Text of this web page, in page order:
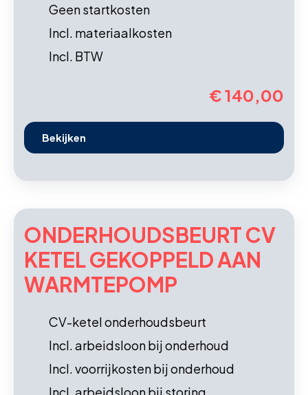
Geen startkosten
Incl. materiaalkosten
Incl. BTW
€ 140,00
Bekijken
ONDERHOUDS­BEURT CV
KETEL GEKOPPELD AAN
WARMTEPOMP
CV-ketel onderhoudsbeurt
Incl. arbeidsloon bij onderhoud
Incl. voorrijkosten bij onderhoud
Incl. arbeidsloon bij storing